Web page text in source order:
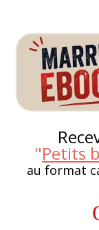
"Petits
au format